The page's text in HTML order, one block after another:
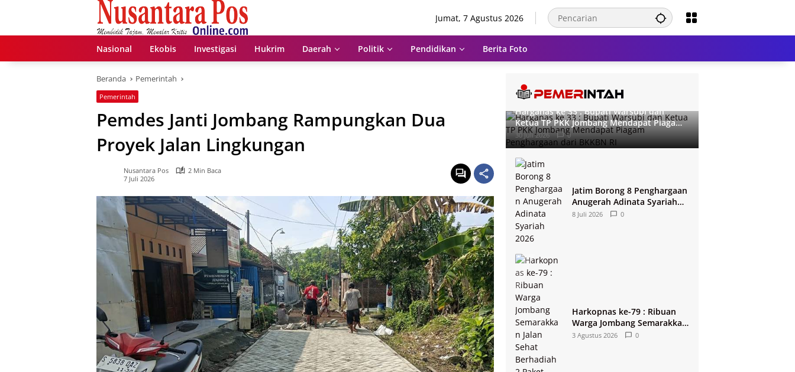
Jumat, 7 Agustus 2026
Nasional Ekobis Investigasi Hukrim Daerah Politik Pendidikan Berita Foto
Beranda Pemerintah
Pemerintah
Pemdes Janti Jombang Rampungkan Dua
Proyek Jalan Lingkungan
Nusantara Pos
2 Min Baca
7 Juli 2026
Harganas ke 33 : Bupati Warsubi dan
Ketua TP PKK Jombang Mendapat Piagam
Penghargaan dari BKKBN RI
30 Juli 2026 0
Jatim Borong 8 Penghargaan
Anugerah Adinata Syariah
2026
8 Juli 2026 0
Harkopnas ke-79 : Ribuan
Warga Jombang Semarakkan
Jalan Sehat Berhadiah 2
3 Agustus 2026 0